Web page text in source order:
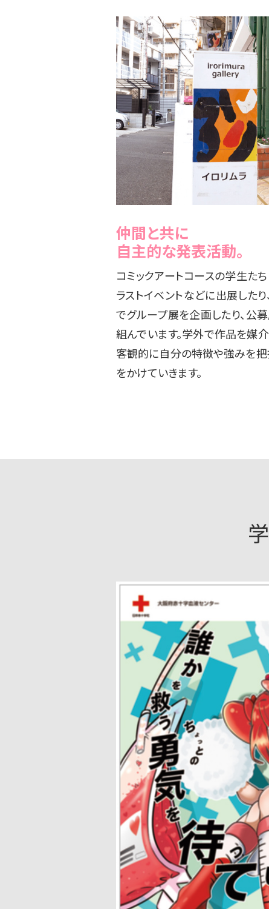
仲間と共に
自主的な発表活動。
コミックアートコースの学生た
ラストイベントなどに出展した
でグループ展を企画したり、公
組んでいます。学外で作品を媒
客観的に自分の特徴や強みを把
をかけていきます。